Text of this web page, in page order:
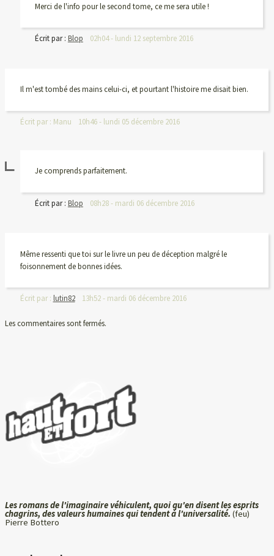
Les romans de l'imaginaire véhiculent, quoi qu'en disent les esprits
chagrins, des valeurs humaines qui tendent à l'universalité. (feu)
Pierre Bottero
Merci de l'info pour le second tome, ce me sera utile !
Écrit par : Blop 02h04- lundi 12 septembre 2016
Il m'est tombé des mains celui-ci, et pourtant l'histoire me disait bien.
Écrit par : Manu 10h46- lundi 05 décembre 2016
Je comprends parfaitement.
Écrit par : Blop 08h28- mardi 06 décembre 2016
Même ressenti que toi sur le livre un peu de déception malgré le
foisonnement de bonnes idées.
Écrit par : lutin82 13h52- mardi 06 décembre 2016
Les commentaires sont fermés.